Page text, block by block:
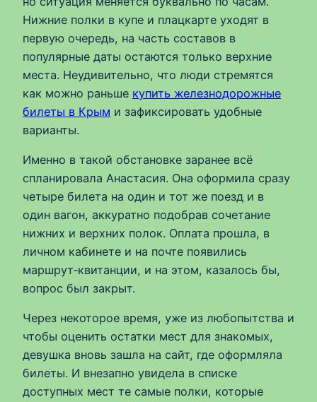
Нижние полки в купе и плацкарте уходят в
первую очередь, на часть составов в
популярные даты остаются только верхние
места. Неудивительно, что люди стремятся
как можно раньше купить железнодорожные
билеты в Крым и зафиксировать удобные
варианты.
Именно в такой обстановке заранее всё
спланировала Анастасия. Она оформила сразу
четыре билета на один и тот же поезд и в
один вагон, аккуратно подобрав сочетание
нижних и верхних полок. Оплата прошла, в
личном кабинете и на почте появились
маршрут‑квитанции, и на этом, казалось бы,
вопрос был закрыт.
Через некоторое время, уже из любопытства и
чтобы оценить остатки мест для знакомых,
девушка вновь зашла на сайт, где оформляла
билеты. И внезапно увидела в списке
доступных мест те самые полки, которые